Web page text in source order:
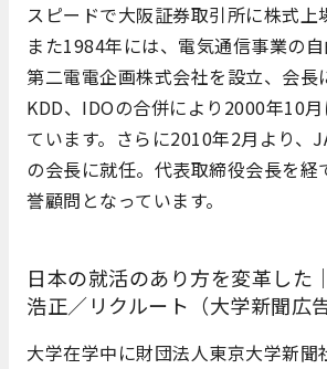
スピードで大阪証券取引所に株式上
また1984年には、電気通信事業の自
第二電電企画株式会社を設立、会長
KDD、IDOの合併により2000年10
ています。さらに2010年2月より、
の会長に就任。代表取締役会長を経
誉顧問となっています。
日本の就活のあり方を変革した
浩正／リクルート（大学新聞広告
大学在学中に財団法人東京大学新聞